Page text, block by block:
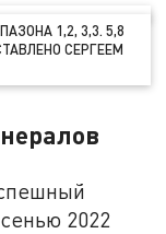
1,2, 3,3. 5,8
СЕРГЕЕМ
2022